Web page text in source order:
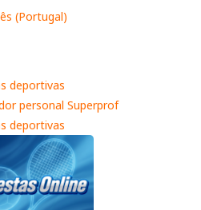
(Portugal)
deportivas
personal Superprof
deportivas